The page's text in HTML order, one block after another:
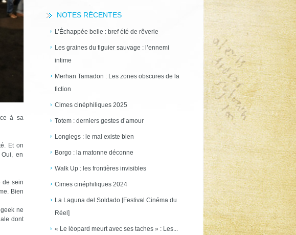
NOTES RÉCENTES
L’Échappée belle : bref été de rêverie
Les graines du figuier sauvage : l’ennemi
intime
Merhan Tamadon : Les zones obscures de la
fiction
Cimes cinéphiliques 2025
Totem : derniers gestes d’amour
Longlegs : le mal existe bien
Borgo : la matonne déconne
Walk Up : les frontières invisibles
Cimes cinéphiliques 2024
La Laguna del Soldado [Festival Cinéma du
Réel]
« Le léopard meurt avec ses taches » : Les...
à sa
Et on
en
de sein
Bien
ne
dont